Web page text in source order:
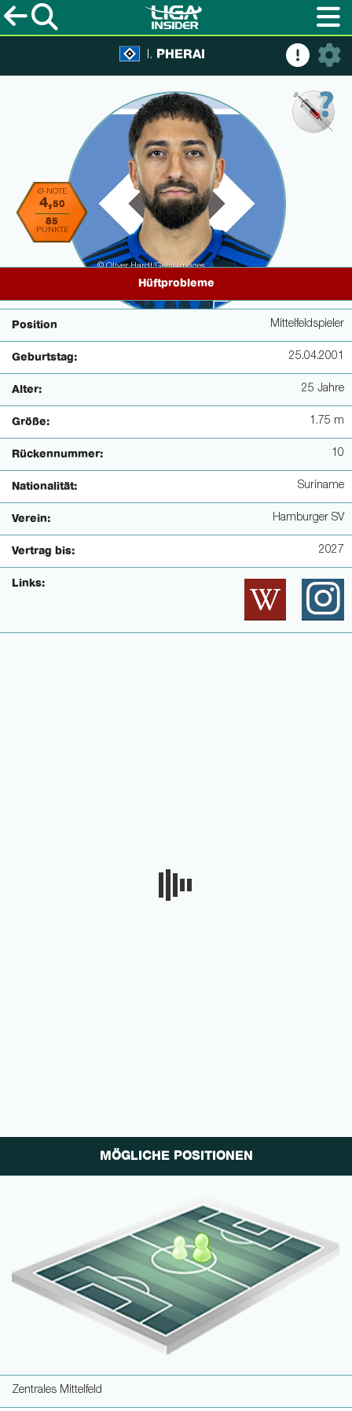
I. PHERAI
© Oliver Hardt/Getty Images
Ø-NOTE
4,50
85
PUNKTE
Hüftprobleme
Position Mittelfeldspieler
Geburtstag: 25.04.2001
Alter: 25 Jahre
Größe: 1.75 m
Rückennummer: 10
Nationalität: Suriname
Verein: Hamburger SV
Vertrag bis: 2027
Links:
MÖGLICHE POSITIONEN
Zentrales Mittelfeld